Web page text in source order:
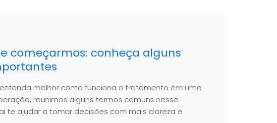
começarmos: conheça alguns
melhor como funciona o tratamento em uma
reunimos alguns termos comuns nesse
te ajudar a tomar decisões com mais clareza e